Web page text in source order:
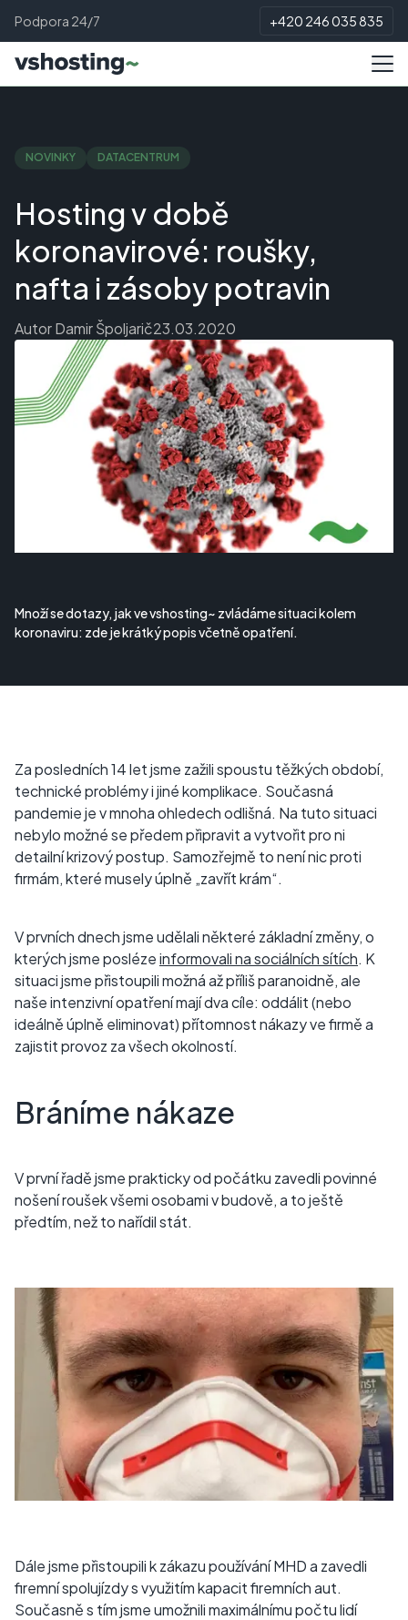
Podpora 24/7 +420 246 035 835
NOVINKY DATACENTRUM
Hosting v době
koronavirové: roušky,
nafta i zásoby potravin
AutorDamir Špoljarič23.03.2020
Množí se dotazy, jak ve vshosting~ zvládáme situaci kolem
koronaviru: zde je krátký popis včetně opatření.
Za posledních 14 let jsme zažili spoustu těžkých období,
technické problémy i jiné komplikace. Současná
pandemie je v mnoha ohledech odlišná. Na tuto situaci
nebylo možné se předem připravit a vytvořit pro ni
detailní krizový postup. Samozřejmě to není nic proti
firmám, které musely úplně „zavřít krám“.
V prvních dnech jsme udělali některé základní změny, o
kterých jsme poslézeinformovali na sociálních sítích. K
situaci jsme přistoupili možná až příliš paranoidně, ale
naše intenzivní opatření mají dva cíle: oddálit (nebo
ideálně úplně eliminovat) přítomnost nákazy ve firmě a
zajistit provoz za všech okolností.
Bráníme nákaze
V první řadě jsme prakticky od počátku zavedli povinné
nošení roušek všemi osobami v budově, a to ještě
předtím, než to nařídil stát.
Dále jsme přistoupili k zákazu používání MHD a zavedli
firemní spolujízdy s využitím kapacit firemních aut.
Současně s tím jsme umožnili maximálnímu počtu lidí